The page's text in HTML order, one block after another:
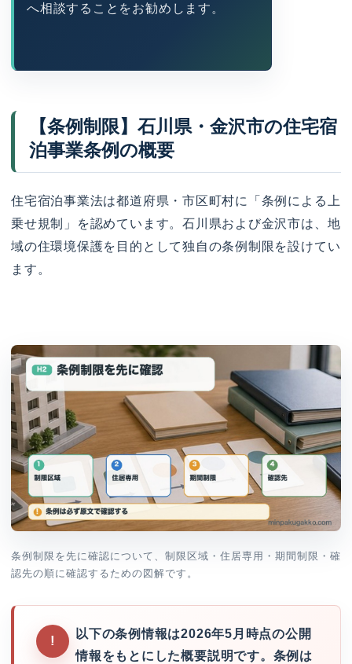
へ相談することをお勧めします。
【条例制限】石川県・金沢市の住宅宿
泊事業条例の概要
住宅宿泊事業法は都道府県・市区町村に「条例による上
乗せ規制」を認めています。石川県および金沢市は、地
域の住環境保護を目的として独自の条例制限を設けてい
ます。
条例制限を先に確認について、制限区域・住居専用・期間制限・確
認先の順に確認するための図解です。
以下の条例情報は2026年5月時点の公開
情報をもとにした概要説明です。条例は